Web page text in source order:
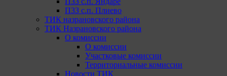
ПЗЗ с.п. Плиево
ТИК назрановского района
ТИК Назрановского района
О комиссии
О комиссии
Участковые комиссии
Территориальные комиссии
Новости ТИК